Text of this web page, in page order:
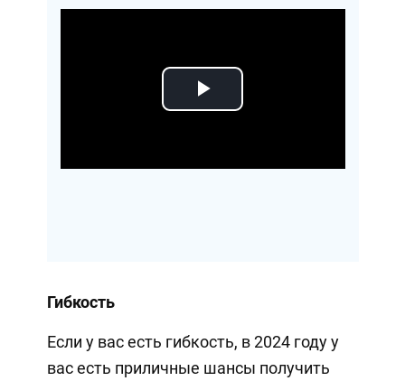
Play
Гибкость
Если у вас есть гибкость, в 2024 году у
вас есть приличные шансы получить